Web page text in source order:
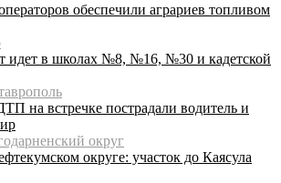
обеспечили аграриев топливом
идет в школах №8, №16, №30 и кадетской
на встречке пострадали водитель и
округ
округе: участок до Каясула